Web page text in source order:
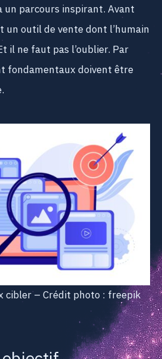
un parcours inspirant. Avant
un outil de vente dont l’humain
il ne faut pas l’oublier. Par
fondamentaux doivent être
cibler – Crédit photo : freepik